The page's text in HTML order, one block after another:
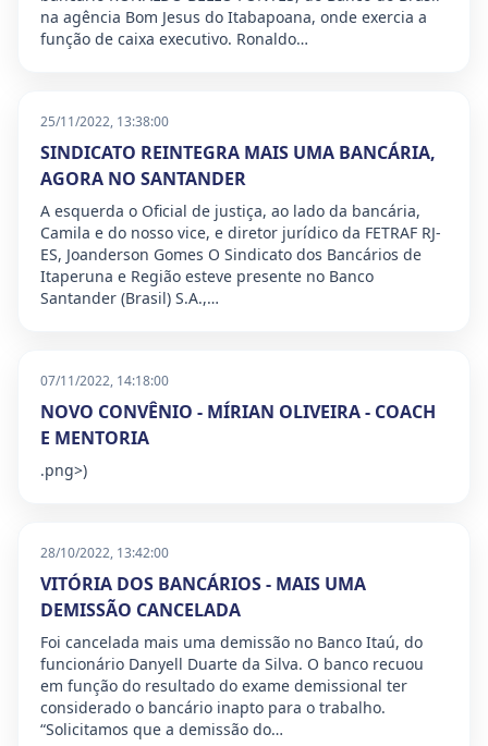
na agência Bom Jesus do Itabapoana, onde exercia a
função de caixa executivo. Ronaldo…
25/11/2022, 13:38:00
SINDICATO REINTEGRA MAIS UMA BANCÁRIA,
AGORA NO SANTANDER
A esquerda o Oficial de justiça, ao lado da bancária,
Camila e do nosso vice, e diretor jurídico da FETRAF RJ-
ES, Joanderson Gomes O Sindicato dos Bancários de
Itaperuna e Região esteve presente no Banco
Santander (Brasil) S.A.,…
07/11/2022, 14:18:00
NOVO CONVÊNIO - MÍRIAN OLIVEIRA - COACH
E MENTORIA
.png>)
28/10/2022, 13:42:00
VITÓRIA DOS BANCÁRIOS - MAIS UMA
DEMISSÃO CANCELADA
Foi cancelada mais uma demissão no Banco Itaú, do
funcionário Danyell Duarte da Silva. O banco recuou
em função do resultado do exame demissional ter
considerado o bancário inapto para o trabalho.
“Solicitamos que a demissão do…